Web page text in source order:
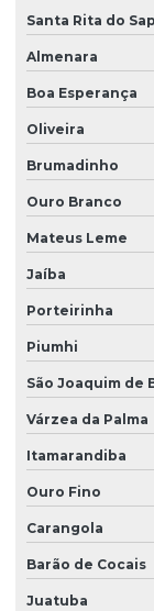
Soluções de
Válvulas
Válvulas
Santa Rita do
Almenara
Boa Esperança
Oliveira
Brumadinho
Ouro Branco
Mateus Leme
Jaíba
Porteirinha
Piumhi
São Joaquim de
Várzea da Palma
Itamarandiba
Ouro Fino
Carangola
Barão de Cocais
Juatuba